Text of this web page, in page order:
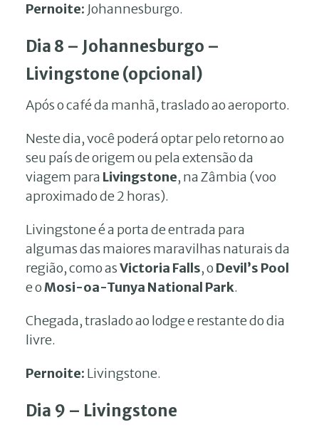
Pernoite: Johannesburgo.
Dia 8 – Johannesburgo –
Livingstone (opcional)
Após o café da manhã, traslado ao aeroporto.
Neste dia, você poderá optar pelo retorno ao
seu país de origem ou pela extensão da
viagem para Livingstone, na Zâmbia (voo
aproximado de 2 horas).
Livingstone é a porta de entrada para
algumas das maiores maravilhas naturais da
região, como asVictoria Falls, o Devil’s Pool
e oMosi-oa-Tunya National Park.
Chegada, traslado ao lodge e restante do dia
livre.
Pernoite: Livingstone.
Dia 9 – Livingstone